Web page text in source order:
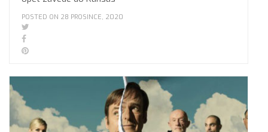
POSTED ON 28 PROSINCE, 2020